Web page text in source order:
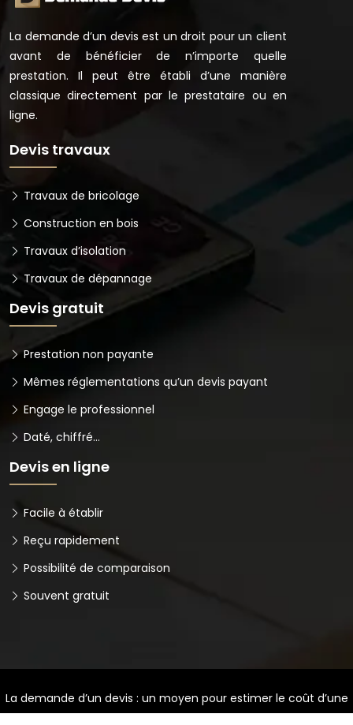
La demande d’un devis est un droit pour un client
avant de bénéficier de n’importe quelle
prestation. Il peut être établi d’une manière
classique directement par le prestataire ou en
ligne.
Devis travaux
Travaux de bricolage
Construction en bois
Travaux d’isolation
Travaux de dépannage
Devis gratuit
Prestation non payante
Mêmes réglementations qu’un devis payant
Engage le professionnel
Daté, chiffré…
Devis en ligne
Facile à établir
Reçu rapidement
Possibilité de comparaison
Souvent gratuit
La demande d’un devis : un moyen pour estimer le coût d’une
prestation.